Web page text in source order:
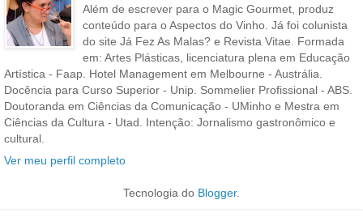
Além de escrever para o Magic Gourmet, produz
conteúdo para o Aspectos do Vinho. Já foi colunista
do site Já Fez As Malas? e Revista Vitae. Formada
em: Artes Plásticas, licenciatura plena em Educação
Artística - Faap. Hotel Management em Melbourne - Austrália.
Docência para Curso Superior - Unip. Sommelier Profissional - ABS.
Doutoranda em Ciências da Comunicação - UMinho e Mestra em
Ciências da Cultura - Utad. Intenção: Jornalismo gastronômico e
cultural.
Ver meu perfil completo
Tecnologia do Blogger.